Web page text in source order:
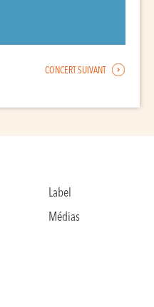
CONCERT SUIVANT
Label
Médias